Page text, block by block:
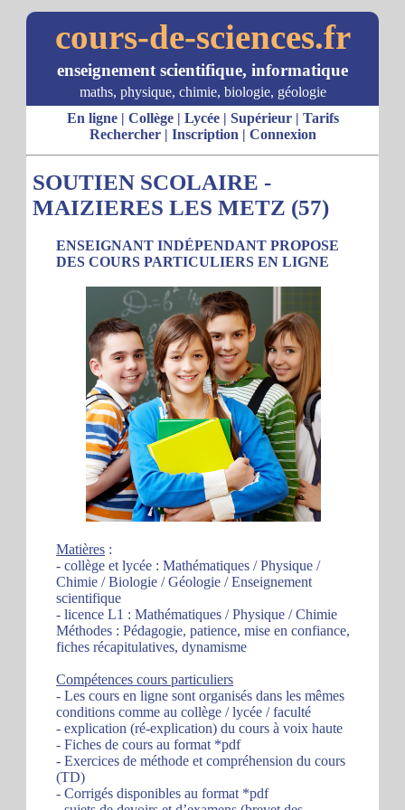
cours-de-sciences.fr
enseignement scientifique, informatique
maths, physique, chimie, biologie, géologie
En ligne| Collège| Lycée| Supérieur| Tarifs
Rechercher| Inscription | Connexion
SOUTIEN SCOLAIRE -
MAIZIERES LES METZ (57)
ENSEIGNANT INDÉPENDANT PROPOSE
DES COURS PARTICULIERS EN LIGNE
Matières :
- collège et lycée : Mathématiques / Physique /
Chimie / Biologie / Géologie / Enseignement
scientifique
- licence L1 : Mathématiques / Physique / Chimie
Méthodes : Pédagogie, patience, mise en confiance,
fiches récapitulatives, dynamisme
Compétences cours particuliers
- Les cours en ligne sont organisés dans les mêmes
conditions comme au collège / lycée / faculté
- explication (ré-explication) du cours à voix haute
- Fiches de cours au format *pdf
- Exercices de méthode et compréhension du cours
(TD)
- Corrigés disponibles au format *pdf